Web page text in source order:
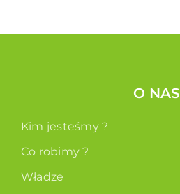
O NAS
Kim jesteśmy ?
Co robimy ?
Władze